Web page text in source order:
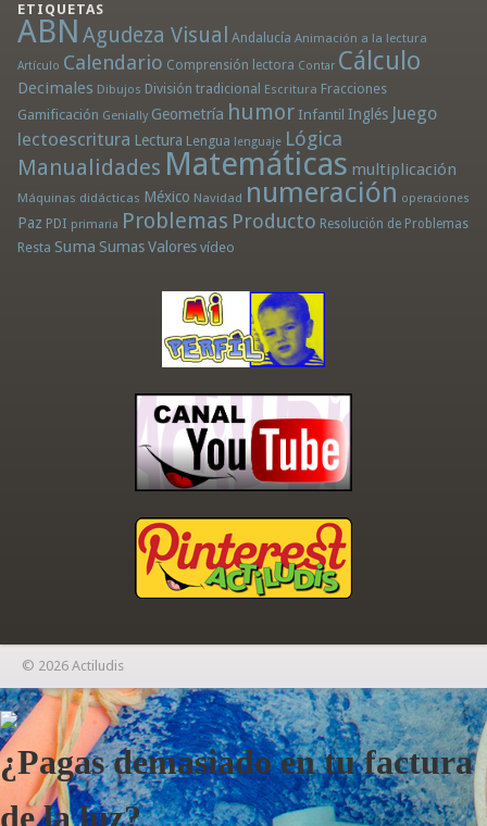
ETIQUETAS
ABN Agudeza Visual Andalucía Animación a la lectura
Artículo Calendario Comprensión lectora Contar Cálculo
Decimales Dibujos División tradicional Escritura Fracciones
Gamificación Genially Geometría humor Infantil Inglés Juego
lectoescritura Lectura Lengua lenguaje Lógica
Manualidades Matemáticas multiplicación
Máquinas didácticas México Navidad numeración operaciones
Paz PDI primaria Problemas Producto Resolución de Problemas
Resta Suma Sumas Valores vídeo
© 2026 Actiludis
×
¿Pagas demasiado en tu factura
de la luz?